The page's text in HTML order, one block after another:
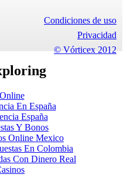
Condiciones de uso
Privacidad
© Vórticex 2012
En España
España
Y Bonos
Online Mexico
En Colombia
Con Dinero Real